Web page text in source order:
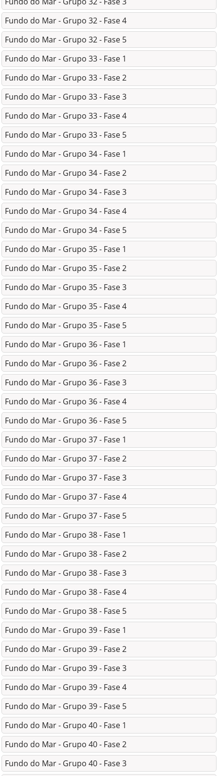
Fundo do Mar - Grupo 32 - Fase 4
Fundo do Mar - Grupo 32 - Fase 5
Fundo do Mar - Grupo 33 - Fase 1
Fundo do Mar - Grupo 33 - Fase 2
Fundo do Mar - Grupo 33 - Fase 3
Fundo do Mar - Grupo 33 - Fase 4
Fundo do Mar - Grupo 33 - Fase 5
Fundo do Mar - Grupo 34 - Fase 1
Fundo do Mar - Grupo 34 - Fase 2
Fundo do Mar - Grupo 34 - Fase 3
Fundo do Mar - Grupo 34 - Fase 4
Fundo do Mar - Grupo 34 - Fase 5
Fundo do Mar - Grupo 35 - Fase 1
Fundo do Mar - Grupo 35 - Fase 2
Fundo do Mar - Grupo 35 - Fase 3
Fundo do Mar - Grupo 35 - Fase 4
Fundo do Mar - Grupo 35 - Fase 5
Fundo do Mar - Grupo 36 - Fase 1
Fundo do Mar - Grupo 36 - Fase 2
Fundo do Mar - Grupo 36 - Fase 3
Fundo do Mar - Grupo 36 - Fase 4
Fundo do Mar - Grupo 36 - Fase 5
Fundo do Mar - Grupo 37 - Fase 1
Fundo do Mar - Grupo 37 - Fase 2
Fundo do Mar - Grupo 37 - Fase 3
Fundo do Mar - Grupo 37 - Fase 4
Fundo do Mar - Grupo 37 - Fase 5
Fundo do Mar - Grupo 38 - Fase 1
Fundo do Mar - Grupo 38 - Fase 2
Fundo do Mar - Grupo 38 - Fase 3
Fundo do Mar - Grupo 38 - Fase 4
Fundo do Mar - Grupo 38 - Fase 5
Fundo do Mar - Grupo 39 - Fase 1
Fundo do Mar - Grupo 39 - Fase 2
Fundo do Mar - Grupo 39 - Fase 3
Fundo do Mar - Grupo 39 - Fase 4
Fundo do Mar - Grupo 39 - Fase 5
Fundo do Mar - Grupo 40 - Fase 1
Fundo do Mar - Grupo 40 - Fase 2
Fundo do Mar - Grupo 40 - Fase 3